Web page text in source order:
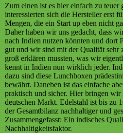
Zum einen ist es hier einfach zu teuer
interessierten sich die Hersteller erst
Mengen, die ein Start up eben nicht
Daher haben wir uns gedacht, dass
nach Indien nutzen könnten und dort
gut und wir sind mit der Qualität
groß erklären mussten, was wir
kennt in Indien nun wirklich jeder.
dazu sind diese Lunchboxen
bewährt. Daneben ist das einfache
praktisch und sicher. Hier bringen wir
deutschen Markt. Edelstahl ist bis zu
der Gesamtbilanz nachhaltiger und
Zusammengefasst: Ein indisches
Nachhaltigkeitsfaktor.